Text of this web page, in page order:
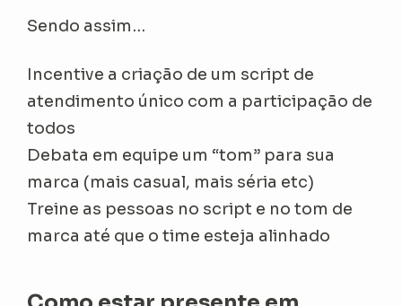
Sendo assim…
Incentive a criação de um script de
atendimento único com a participação de
todos
Debata em equipe um “tom” para sua
marca (mais casual, mais séria etc)
Treine as pessoas no script e no tom de
marca até que o time esteja alinhado